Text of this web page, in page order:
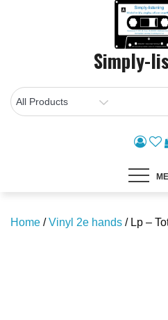
Simply-
Home /Vinyl 2e hands / Lp –